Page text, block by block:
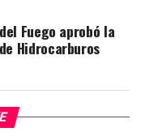
Fuego aprobó la
Hidrocarburos